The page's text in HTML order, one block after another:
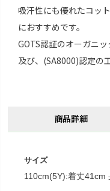
吸汗性にも優れたコッ
におすすめです。
GOTS認証のオーガニ
及び、(SA8000)認定の
商品詳細
サイズ
110cm(5Y):着丈41cm